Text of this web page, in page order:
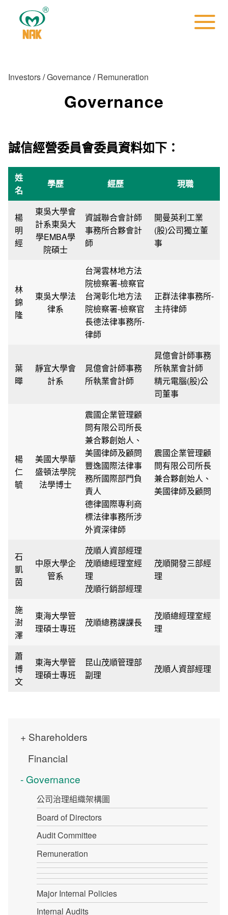
Investors/Governance/Remuneration
Governance
誠信經營委員會委員資料如下：
姓
名
學歷 經歷 現職
楊
明
經
東吳大學會
計系東吳大
學EMBA學
院碩士
資誠聯合會計師
事務所合夥會計
師
開曼英利工業
(股)公司獨立董
事
林
錦
隆
東吳大學法
律系
台灣雲林地方法
院檢察署-檢察官
台灣彰化地方法
院檢察署-檢察官
長德法律事務所-
律師
正群法律事務所-
主持律師
葉
曄
靜宜大學會
計系
晁億會計師事務
所執業會計師
晁億會計師事務
所執業會計師
精元電腦(股)公
司董事
楊
仁
毓
美國大學華
盛頓法學院
法學博士
震國企業管理顧
問有限公司所長
兼合夥創始人、
美國律師及顧問
豐逸國際法律事
務所國際部門負
責人
德律國際專利商
標法律事務所涉
外資深律師
震國企業管理顧
問有限公司所長
兼合夥創始人、
美國律師及顧問
石
凱
茵
中原大學企
管系
茂順人資部經理
茂順總經理室經
理
茂順行銷部經理
茂順開發三部經
理
施
澍
澤
東海大學管
理碩士專班
茂順總務課課長
茂順總經理室經
理
蕭
博
文
東海大學管
理碩士專班
昆山茂順管理部
副理
茂順人資部經理
Shareholders
Financial
Governance
公司治理組織架構圖
Board of Directors
Audit Committee
Remuneration
Major Internal Policies
Internal Audits